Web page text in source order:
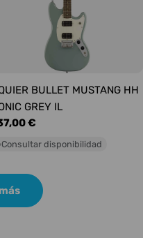
BULLET MUSTANG HH
GREY IL
€
Consultar disponibilidad